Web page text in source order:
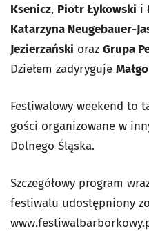
Ksenicz, Piotr Łykowski i
Katarzyna Neugebauer-
Jezierzański oraz Grupa
Dziełem zadyryguje
Festiwalowy weekend to
gości organizowane w
Dolnego Śląska.
Szczegółowy program
festiwalu udostępniony